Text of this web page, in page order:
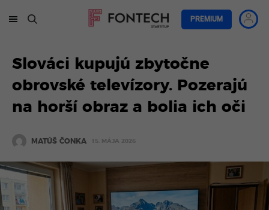
PREMIUM
Slováci kupujú zbytočne
obrovské televízory. Pozerajú
na horší obraz a bolia ich oči
MATÚŠ ČONKA 15. MÁJA 2026